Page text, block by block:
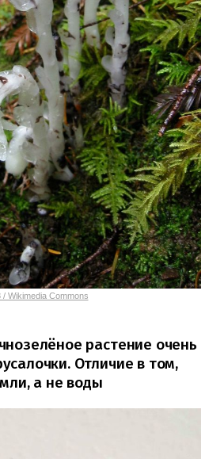
Wikimedia Commons
растение очень
Отличие в том,
а не воды